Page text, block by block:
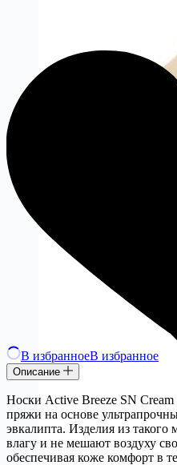
В избранноеВ избранное
Описание
Носки Active Breeze SN
пряжи на основе
эвкалипта. Изделия из
влагу и не мешают воздуху
обеспечивая коже комфорт в